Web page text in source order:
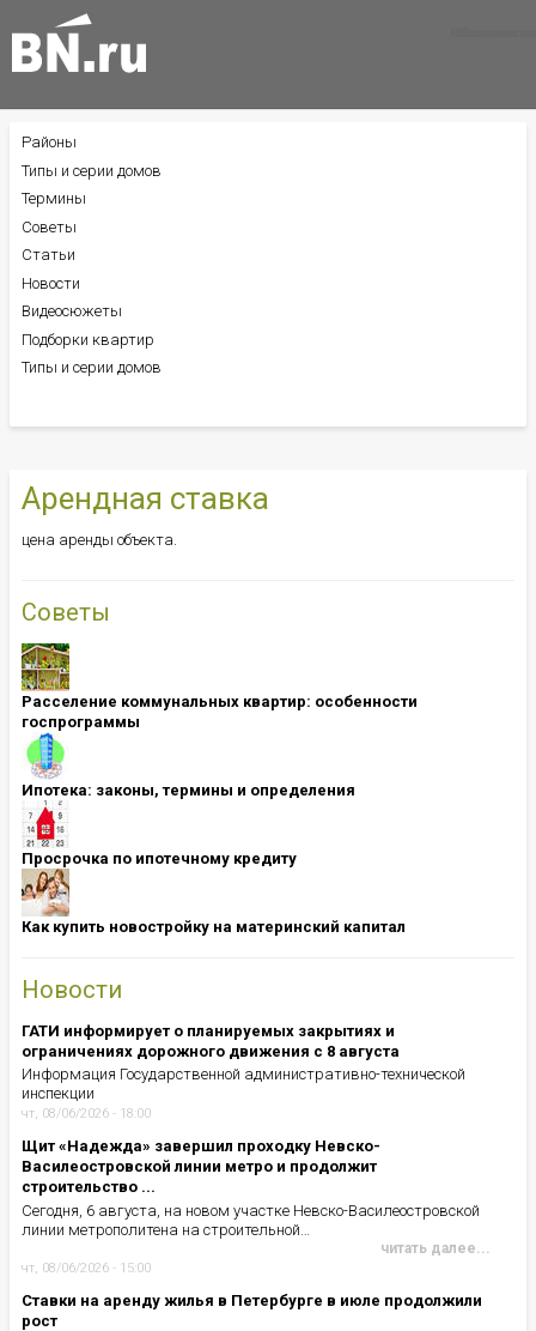
Арендная ставка
цена аренды объекта.
Советы
Расселение коммунальных квартир: особенности
госпрограммы
Ипотека: ​​​​​​​законы, термины и определения
Просрочка по ипотечному кредиту
Как купить новостройку на материнский капитал
Новости
ГАТИ информирует о планируемых закрытиях и
ограничениях дорожного движения с 8 августа
Информация Государственной административно-технической
инспекции
чт, 08/06/2026 - 18:00
Щит «Надежда» завершил проходку Невско-
Василеостровской линии метро и продолжит
строительство ...
Сегодня, 6 августа, на новом участке Невско-Василеостровской
линии метрополитена на строительной…
читать далее...
чт, 08/06/2026 - 15:00
Ставки на аренду жилья в Петербурге в июле продолжили
рост
БОКОВОЕ
МЕНЮ
Районы
Типы и серии домов
Термины
Советы
Статьи
Новости
Видеосюжеты
Подборки квартир
Типы и серии домов